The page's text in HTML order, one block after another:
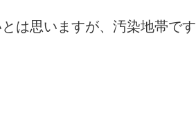
は思いますが、汚染地帯です